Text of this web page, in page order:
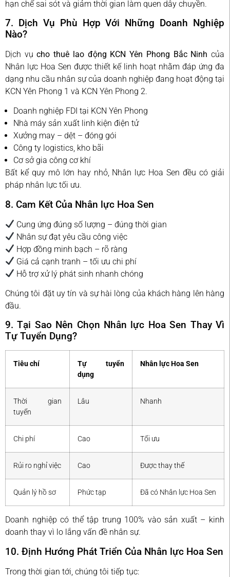
hạn chế sai sót và giảm thời gian làm quen dây chuyền.
7. Dịch Vụ Phù Hợp Với Những Doanh Nghiệp
Nào?
Dịch vụcho thuê lao động KCN Yên Phong Bắc Ninh của
Nhân lực Hoa Sen được thiết kế linh hoạt nhằm đáp ứng đa
dạng nhu cầu nhân sự của doanh nghiệp đang hoạt động tại
KCN Yên Phong 1 và KCN Yên Phong 2.
Doanh nghiệp FDI tại KCN Yên Phong
Nhà máy sản xuất linh kiện điện tử
Xưởng may – dệt – đóng gói
Công ty logistics, kho bãi
Cơ sở gia công cơ khí
Bất kể quy mô lớn hay nhỏ, Nhân lực Hoa Sen đều có giải
pháp nhân lực tối ưu.
8. Cam Kết Của Nhân lực Hoa Sen
Cung ứng đúng số lượng – đúng thời gian
Nhân sự đạt yêu cầu công việc
Hợp đồng minh bạch – rõ ràng
Giá cả cạnh tranh – tối ưu chi phí
Hỗ trợ xử lý phát sinh nhanh chóng
Chúng tôi đặt uy tín và sự hài lòng của khách hàng lên hàng
đầu.
9. Tại Sao Nên Chọn Nhân lực Hoa Sen Thay Vì
Tự Tuyển Dụng?
Tiêu chí
Tự tuyển
dụng
Nhân lực Hoa Sen
Thời gian
tuyển
Lâu Nhanh
Chi phí Cao Tối ưu
Rủi ro nghỉ việc Cao Được thay thế
Quản lý hồ sơ Phức tạp Đã có Nhân lực Hoa Sen
Doanh nghiệp có thể tập trung 100% vào sản xuất – kinh
doanh thay vì lo lắng vấn đề nhân sự.
10. Định Hướng Phát Triển Của Nhân lực Hoa Sen
Trong thời gian tới, chúng tôi tiếp tục: